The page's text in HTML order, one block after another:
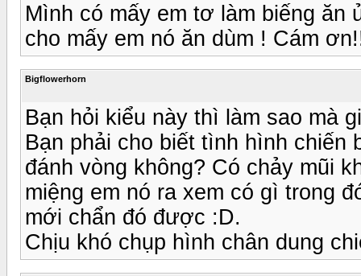
Mình có mấy em tơ làm biếng ăn
cho mấy em nó ăn dùm ! Cám
Bigflowerhorn
Bạn hỏi kiểu này thì làm sao mà
Bạn phải cho biết tình hình chiến
đánh vòng không? Có chảy mũi
miệng em nó ra xem có gì trong
mới chẩn đó được :D.
Chịu khó chụp hình chân dung